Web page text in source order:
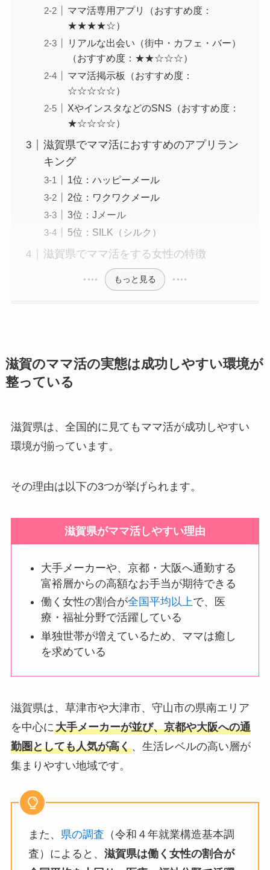
ママ活専用アプリ（おすすめ度：
★★★★☆）
リアルな出会い（街中・カフェ・バー）
（おすすめ度：★★☆☆☆）
ママ活掲示板（おすすめ度：
☆☆☆☆☆）
XやインスタなどのSNS（おすすめ度：
★☆☆☆☆）
滋賀県でママ活におすすめのアプリラン
キング
1位：ハッピーメール
2位：ワクワクメール
3位：Jメール
5位：SILK（シルク）
滋賀県でママ活をする女性の特徴
もっと見る
滋賀のママ活の実態は成功しやすい環境が
整っている
滋賀県は、全国的に見てもママ活が成功しやすい
環境が揃っています。
その理由は以下の3つが挙げられます。
滋賀県がママ活しやすい理由
大手メーカーや、京都・大阪へ通勤する
富裕層からの高額なお手当が期待できる
働く女性の割合が全国平均以上で、医
療・福祉分野で活躍している
単独世帯が増えているため、ママは癒し
を求めている
滋賀県は、草津市や大津市、守山市の県南エリア
を中心に大手メーカーが並び、京都や大阪への通
勤圏としても人気が高く、生活レベルの高い層が
集まりやすい地域です。
また、 県の調査 （令和４年就業構造基本調
査）によると、 滋賀県は働く女性の割合が